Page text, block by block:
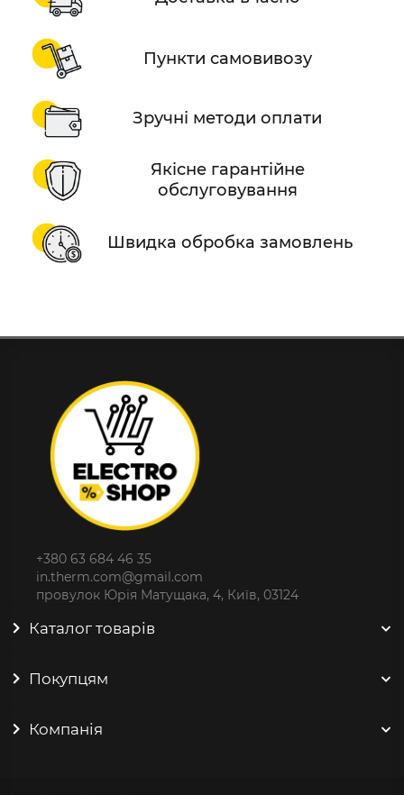
Пункти самовивозу
Зручні методи оплати
Якісне гарантійне
обслуговування
Швидка обробка замовлень
+380 63 684 46 35
in.therm.com@gmail.com
провулок Юрія Матущака, 4, Київ, 03124
Каталог товарів
Покупцям
Компанія